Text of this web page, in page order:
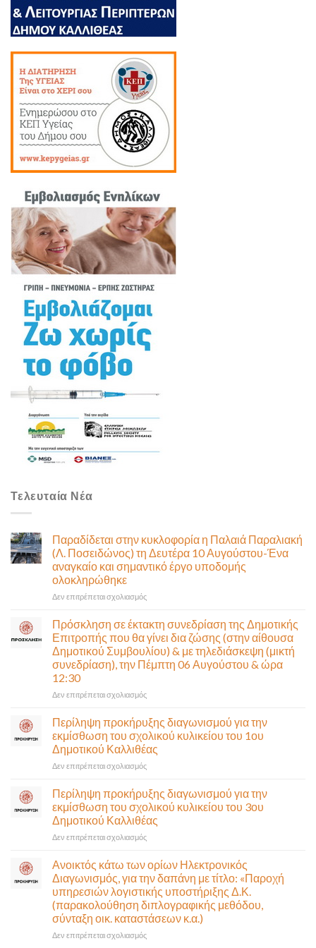
Τελευταία Νέα
Παραδίδεται στην κυκλοφορία η Παλαιά Παραλιακή
(Λ. Ποσειδώνος) τη Δευτέρα 10 Αυγούστου-Ένα
αναγκαίο και σημαντικό έργο υποδομής
ολοκληρώθηκε
Δεν επιτρέπεται σχολιασμόςστο
κυκλοφορία
η
Παλαιά
Παραλιακή
10
Αυγούστου-
Ένα
αναγκαίο
έργο
υποδομής
ολοκληρώθηκε
Πρόσκληση σε έκτακτη συνεδρίαση της Δημοτικής
Επιτροπής που θα γίνει δια ζώσης (στην αίθουσα
Δημοτικού Συμβουλίου) & με τηλεδιάσκεψη (μικτή
συνεδρίαση), την Πέμπτη 06 Αυγούστου & ώρα
12:30
Δεν επιτρέπεται σχολιασμόςστο
σε
έκτακτη
συνεδρίαση
της
Δημοτικής
που
θα
γίνει
δια
ζώσης
αίθουσα
Δημοτικού
Συμβουλίου)
&
με
τηλεδιάσκεψη
(μικτή
Περίληψη προκήρυξης διαγωνισμού για την
εκμίσθωση του σχολικού κυλικείου του 1ου
Δημοτικού Καλλιθέας
Δεν επιτρέπεται σχολιασμόςστο
προκήρυξης
διαγωνισμού
για
την
εκμίσθωση
σχολικού
κυλικείου
του
1ου
Δημοτικού
Καλλιθέας
Περίληψη προκήρυξης διαγωνισμού για την
εκμίσθωση του σχολικού κυλικείου του 3ου
Δημοτικού Καλλιθέας
Δεν επιτρέπεται σχολιασμόςστο
προκήρυξης
διαγωνισμού
για
την
εκμίσθωση
του
Ανοικτός κάτω των ορίων Ηλεκτρονικός
Διαγωνισμός, για την δαπάνη με τίτλο: «Παροχή
υπηρεσιών λογιστικής υποστήριξης Δ.Κ.
(παρακολούθηση διπλογραφικής μεθόδου,
σύνταξη οικ. καταστάσεων κ.α.)
Δεν επιτρέπεται σχολιασμόςστο